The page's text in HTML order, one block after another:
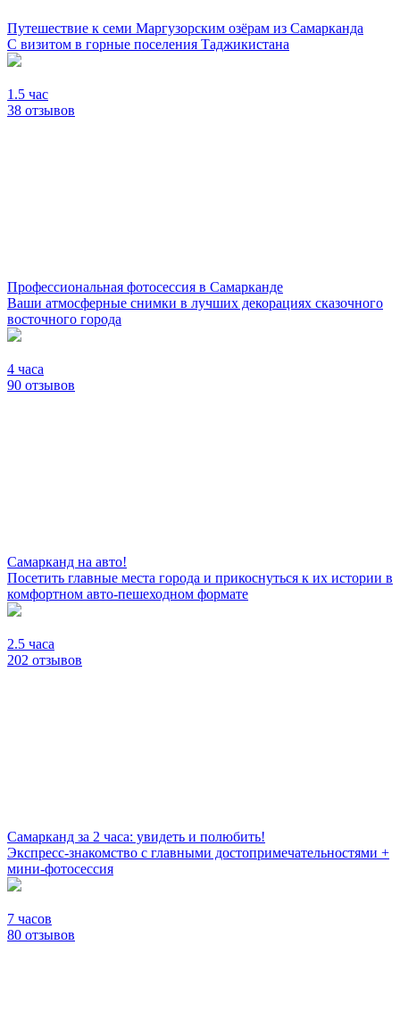
Путешествие к семи Маргузорским озёрам из Самарканда
С визитом в горные поселения Таджикистана
1.5 час
38 отзывов
Профессиональная фотосессия в Самарканде
Ваши атмосферные снимки в лучших декорациях сказочного
восточного города
4 часа
90 отзывов
Самарканд на авто!
Посетить главные места города и прикоснуться к их истории в
комфортном авто-пешеходном формате
2.5 часа
202 отзывов
Самарканд за 2 часа: увидеть и полюбить!
Экспресс-знакомство с главными достопримечательностями +
мини-фотосессия
7 часов
80 отзывов